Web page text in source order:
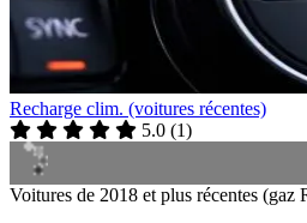
Recharge clim. (voitures récentes)
5.0 (1)
Voitures de 2018 et plus récentes (gaz